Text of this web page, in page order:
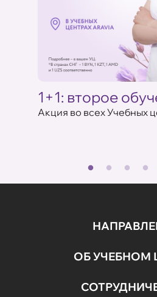
1+1: второе
Акция во всех Учебных
ОБ УЧЕБНОМ